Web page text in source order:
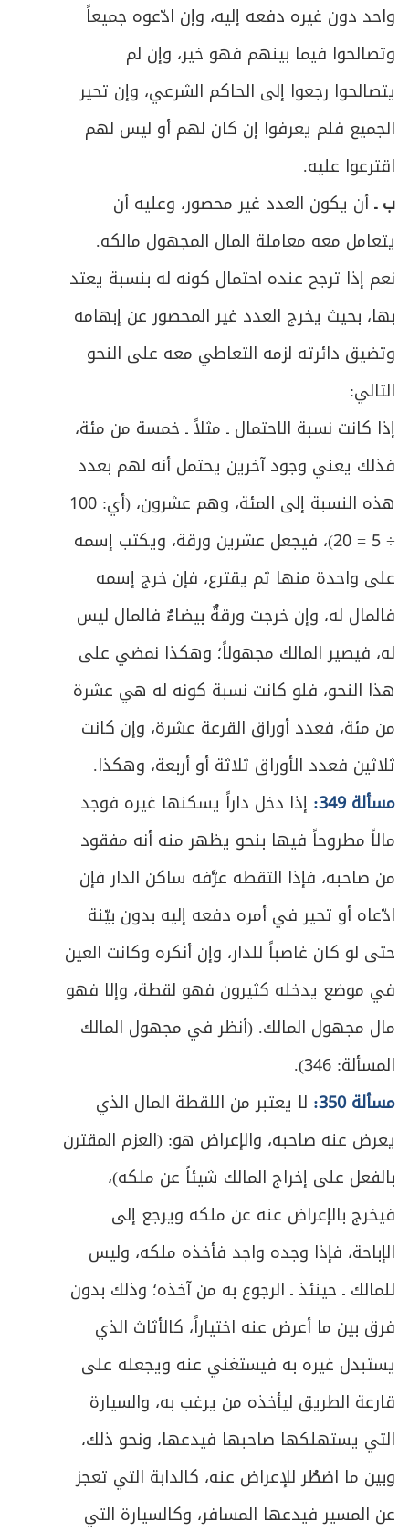
واحد دون غيره دفعه إليه، وإن ادّعوه جميعاً
وتصالحوا فيما بينهم فهو خير، وإن لم
يتصالحوا رجعوا إلى الحاكم الشرعي، وإن تحير
الجميع فلم يعرفوا إن كان لهم أو ليس لهم
اقترعوا عليه.
ب ـأن يكون العدد غير محصور، وعليه أن
يتعامل معه معاملة المال المجهول مالكه.
نعم إذا ترجح عنده احتمال كونه له بنسبة يعتد
بها، بحيث يخرج العدد غير المحصور عن إبهامه
وتضيق دائرته لزمه التعاطي معه على النحو
التالي:
إذا كانت نسبة الاحتمال ـ مثلاً ـ خمسة من مئة،
فذلك يعني وجود آخرين يحتمل أنه لهم بعدد
هذه النسبة إلى المئة، وهم عشرون، (أي: 100
÷ 5 = 20)، فيجعل عشرين ورقة، ويكتب إسمه
على واحدة منها ثم يقترع، فإن خرج إسمه
فالمال له، وإن خرجت ورقةٌ بيضاءٌ فالمال ليس
له، فيصير المالك مجهولاً؛ وهكذا نمضي على
هذا النحو، فلو كانت نسبة كونه له هي عشرة
من مئة، فعدد أوراق القرعة عشرة، وإن كانت
ثلاثين فعدد الأوراق ثلاثة أو أربعة، وهكذا.
مسألة 349:
إذا دخل داراً يسكنها غيره فوجد
مالاً مطروحاً فيها بنحو يظهر منه أنه مفقود
من صاحبه، فإذا التقطه عرَّفه ساكن الدار فإن
ادّعاه أو تحير في أمره دفعه إليه بدون بيّنة
حتى لو كان غاصباً للدار، وإن أنكره وكانت العين
في موضع يدخله كثيرون فهو لقطة، وإلا فهو
مال مجهول المالك. (أنظر في مجهول المالك
المسألة: 346).
مسألة 350:
لا يعتبر من اللقطة المال الذي
يعرض عنه صاحبه، والإعراض هو: (العزم المقترن
بالفعل على إخراج المالك شيئاً عن ملكه)،
فيخرج بالإعراض عنه عن ملكه ويرجع إلى
الإباحة، فإذا وجده واجد فأخذه ملكه، وليس
للمالك ـ حينئذ ـ الرجوع به من آخذه؛ وذلك بدون
فرق بين ما أعرض عنه اختياراً، كالأثاث الذي
يستبدل غيره به فيستغني عنه ويجعله على
قارعة الطريق ليأخذه من يرغب به، والسيارة
التي يستهلكها صاحبها فيدعها، ونحو ذلك،
وبين ما اضطُر للإعراض عنه، كالدابة التي تعجز
عن المسير فيدعها المسافر، وكالسيارة التي